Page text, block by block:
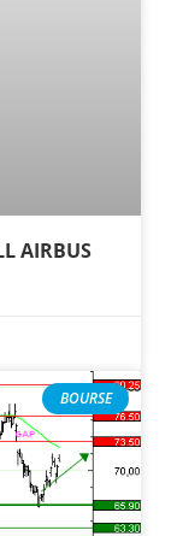
AIRBUS
BOURSE